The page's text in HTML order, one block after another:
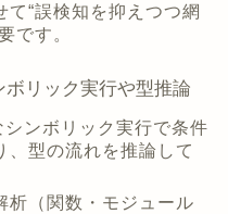
て“誤検知を抑えつつ網
です。
リック実行や型推論
ンボリック実行で条件
、型の流れを推論して
析（関数・モジュール